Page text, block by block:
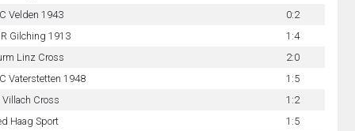
Velden 1943
0:2
Gilching 1913
1:4
Linz Cross
2:0
Vaterstetten 1948
1:5
Villach Cross
1:2
Haag Sport
1:5